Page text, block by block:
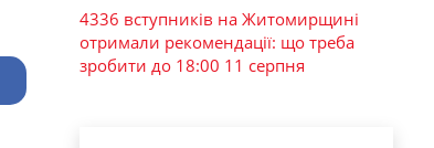
4336 вступників на Житомирщині
отримали рекомендації: що треба
зробити до 18:00 11 серпня